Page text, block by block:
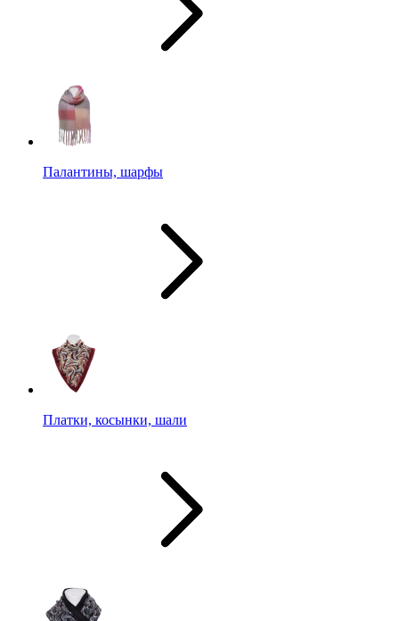
Палантины, шарфы
Платки, косынки, шали